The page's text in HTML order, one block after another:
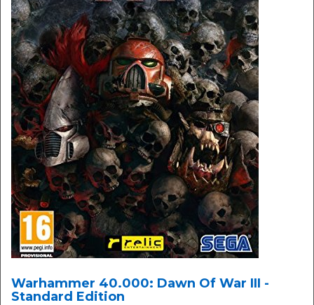
Warhammer 40.000: Dawn Of War III -
Standard Edition